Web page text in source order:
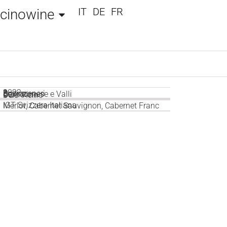
IT DE FR
2022
3
Sopraceneri
Bellinzonese e Valli
Camorino
DOC Ticino
IGT Svizzera Italiana
Merlot, Cabernet Sauvignon, Cabernet Franc